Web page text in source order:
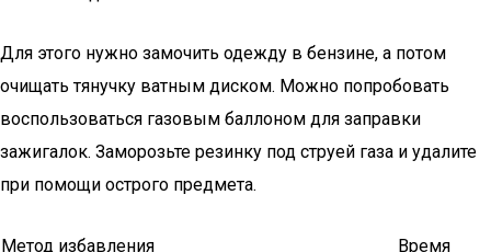
Для этого нужно замочить одежду в бензине, а потом
очищать тянучку ватным диском. Можно попробовать
воспользоваться газовым баллоном для заправки
зажигалок. Заморозьте резинку под струей газа и удалите
при помощи острого предмета.
Метод избавления
Время